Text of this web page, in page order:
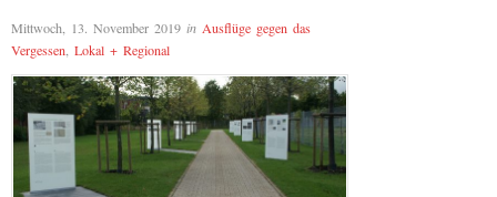
Mittwoch, 13. November 2019 in Ausflüge gegen das
Vergessen Lokal + Regional